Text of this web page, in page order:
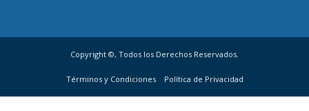
Copyright ©, Todos los Derechos Reservados.
Términos y Condiciones Política de Privacidad